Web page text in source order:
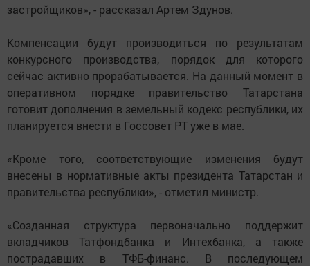
застройщиков», - рассказал Артем Здунов.
Компенсации будут производиться по результатам
конкурсного производства, порядок для которого
сейчас активно прорабатывается. На данный момент в
оперативном порядке правительство Татарстана
готовит дополнения в земельный кодекс республики, их
планируется внести в Госсовет РТ уже в мае.
«Кроме того, соответствующие изменения будут
внесены в нормативные акты президента Татарстан и
правительства республики», - отметил министр.
«Созданная структура первоначально поддержит
вкладчиков Татфондбанка и Интехбанка, а также
пострадавших в ТФБ-финанс. В последующем